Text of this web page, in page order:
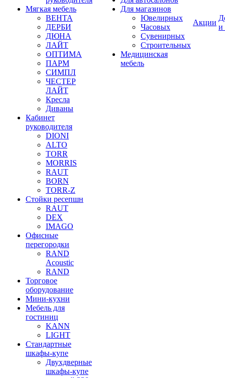
Мягкая мебель
ВЕНТА
ДЕРБИ
ДЮНА
ЛАЙТ
ОПТИМА
ПАРМ
СИМПЛ
ЧЕСТЕР
ЛАЙТ
Кресла
Диваны
Кабинет
руководителя
DIONI
ALTO
TORR
MORRIS
RAUT
BORN
TORR-Z
Стойки ресепшн
RAUT
DEX
IMAGO
Офисные
перегородки
RAND
Acoustic
RAND
Торговое
оборудование
Мини-кухни
Мебель для
гостиниц
KANN
LIGHT
Стандартные
шкафы-купе
Двухдверные
шкафы-купе
Для магазинов
Ювелирных
Часовых
Сувенирных
Строительных
Медицинская
мебель
Акции
и